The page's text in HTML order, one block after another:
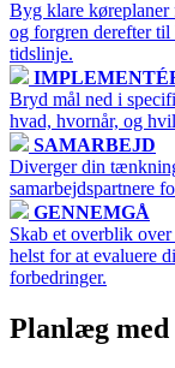
Byg klare køreplaner
og forgren derefter til
tidslinje.
Bryd mål ned i
hvad, hvornår, og
SAMARBEJD
Diverger din
samarbejdspartnere
GENNEMGÅ
Skab et overblik
helst for at evaluere
forbedringer.
Planlæg